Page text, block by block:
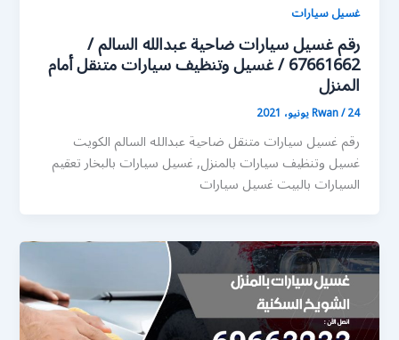
غسيل سيارات
رقم غسيل سيارات ضاحية عبدالله السالم /
67661662 / غسيل وتنظيف سيارات متنقل أمام
المنزل
Rwan/24 يونيو، 2021
رقم غسيل سيارات متنقل ضاحية عبدالله السالم الكويت
غسيل وتنظيف سيارات بالمنزل, غسيل سيارات بالبخار تعقيم
السيارات بالبيت غسيل سيارات